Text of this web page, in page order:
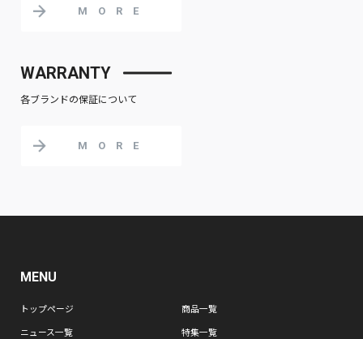
MORE
WARRANTY
各ブランドの保証について
MORE
MENU
トップページ
商品一覧
ニュース一覧
特集一覧